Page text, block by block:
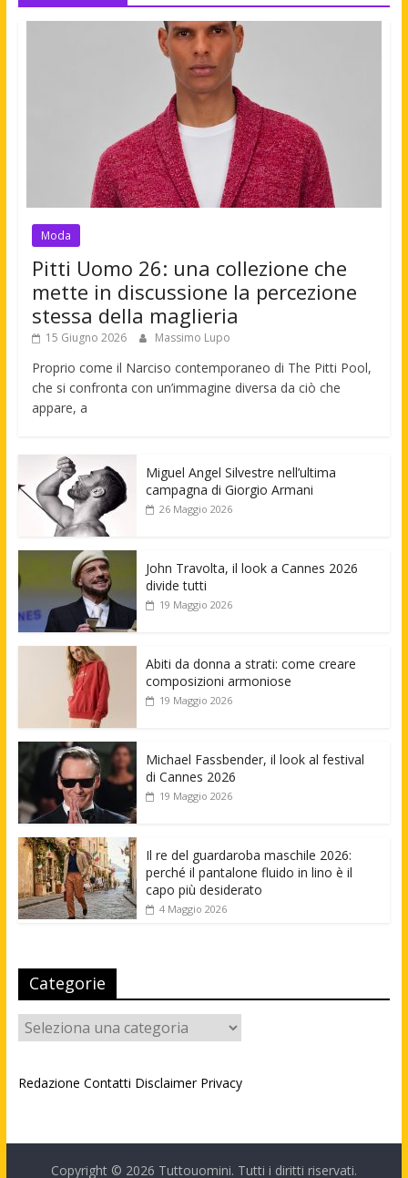
Moda
Pitti Uomo 26: una collezione che
mette in discussione la percezione
stessa della maglieria
15 Giugno 2026 Massimo Lupo
Proprio come il Narciso contemporaneo di The Pitti Pool,
che si confronta con un’immagine diversa da ciò che
appare, a
Miguel Angel Silvestre nell’ultima
campagna di Giorgio Armani
26 Maggio 2026
John Travolta, il look a Cannes 2026
divide tutti
19 Maggio 2026
Abiti da donna a strati: come creare
composizioni armoniose
19 Maggio 2026
Michael Fassbender, il look al festival
di Cannes 2026
19 Maggio 2026
Il re del guardaroba maschile 2026:
perché il pantalone fluido in lino è il
capo più desiderato
4 Maggio 2026
Categorie
Categorie
Redazione Contatti Disclaimer Privacy
Copyright © 2026 Tuttouomini. Tutti i diritti riservati.